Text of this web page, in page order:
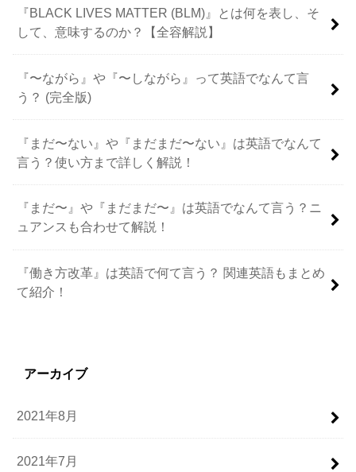
『BLACK LIVES MATTER (BLM)』とは何を表し、そ
して、意味するのか？【全容解説】
『〜ながら』や『〜しながら』って英語でなんて言
う？ (完全版)
『まだ〜ない』や『まだまだ〜ない』は英語でなんて
言う？使い方まで詳しく解説！
『まだ〜』や『まだまだ〜』は英語でなんて言う？ニ
ュアンスも合わせて解説！
『働き方改革』は英語で何て言う？ 関連英語もまとめ
て紹介！
アーカイブ
2021年8月
2021年7月